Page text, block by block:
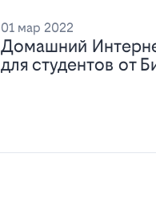
01 мар 2022
Домашний
для студентов от